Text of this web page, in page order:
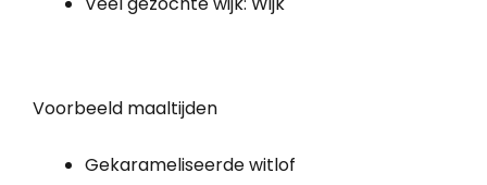
Voorbeeld maaltijden
Gekarameliseerde witlof